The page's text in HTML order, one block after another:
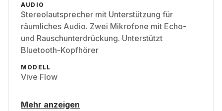
AUDIO
Stereolautsprecher mit Unterstützung für
räumliches Audio. Zwei Mikrofone mit Echo-
und Rauschunterdrückung. Unterstützt
Bluetooth-Kopfhörer
MODELL
Vive Flow
Mehr anzeigen